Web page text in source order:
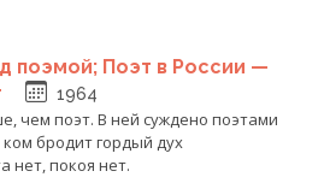
поэмой; Поэт в России —
1964
чем поэт. В ней суждено поэтами
бродит гордый дух
нет, покоя нет.